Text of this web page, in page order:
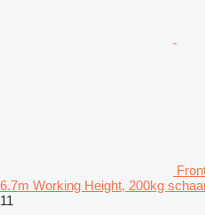
6.7m Working Height, 200kg
11